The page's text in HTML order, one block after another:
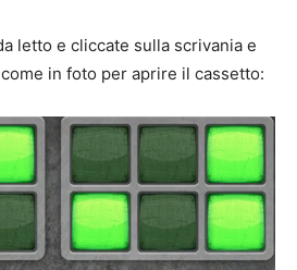
letto e cliccate sulla scrivania e
in foto per aprire il cassetto: